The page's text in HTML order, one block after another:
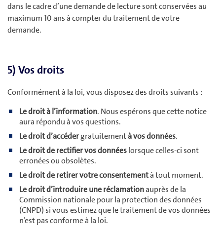
dans le cadre d’une demande de lecture sont conservées au
maximum 10 ans à compter du traitement de votre
demande.
5) Vos droits
Conformément à la loi, vous disposez des droits suivants :
Le droit à l’information. Nous espérons que cette notice
aura répondu à vos questions.
Le droit d’accédergratuitementà vos données.
Le droit de rectifier vos donnéeslorsque celles-ci sont
erronées ou obsolètes.
Le droit de retirer votre consentementà tout moment.
Le droit d’introduire une réclamationauprès de la
Commission nationale pour la protection des données
(CNPD) si vous estimez que le traitement de vos données
n’est pas conforme à la loi.